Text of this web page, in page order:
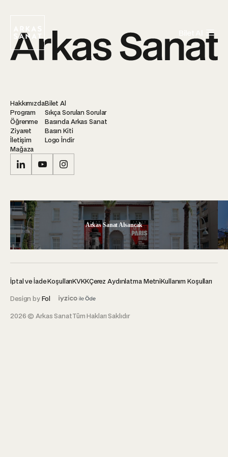
Hakkımızda
Program
Öğrenme
Ziyaret
İletişim
Mağaza
Bilet Al
Sıkça Sorulan Sorular
Basında Arkas Sanat
Basın Kiti
Logo İndir
Arkas Sanat Alsancak
2026 © Arkas SanatTüm Hakları Saklıdır
İptal ve İade KoşullarıKVKKÇerez Aydınlatma MetniKullanım Koşulları
Design byFol